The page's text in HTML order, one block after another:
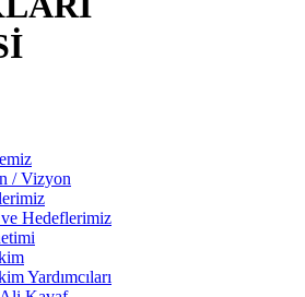
/ Vizyon
Hedeflerimiz
Yardımcıları